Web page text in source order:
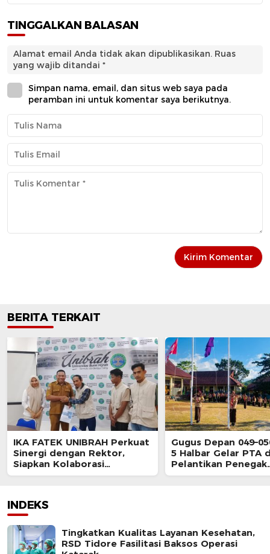
TINGGALKAN BALASAN
Alamat email Anda tidak akan dipublikasikan. Ruas
yang wajib ditandai *
Simpan nama, email, dan situs web saya pada
peramban ini untuk komentar saya berikutnya.
BERITA TERKAIT
IKA FATEK UNIBRAH Perkuat
Sinergi dengan Rektor,
Siapkan Kolaborasi
Penanganan Sampah dan
Gugus Depan
5 Halbar Gelar PTA
Pelantikan Penegak
Bantara, Perkuat
INDEKS
Tingkatkan Kualitas Layanan Kesehatan,
RSD Tidore Fasilitasi Baksos Operasi